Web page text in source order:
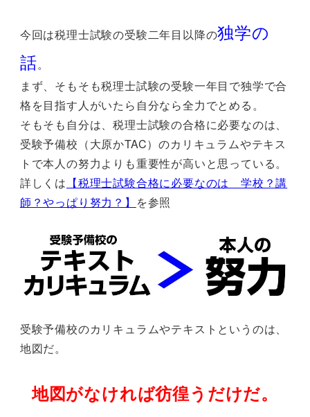
今回は税理士試験の受験二年目以降の独学の
話。
まず、そもそも税理士試験の受験一年目で独学で合
格を目指す人がいたら自分なら全力でとめる。
そもそも自分は、税理士試験の合格に必要なのは、
受験予備校（大原かTAC）のカリキュラムやテキス
トで本人の努力よりも重要性が高いと思っている。
詳しくは 【税理士試験合格に必要なのは 学校？講
師？やっぱり努力？】 を参照
受験予備校のカリキュラムやテキストというのは、
地図だ。
地図がなければ彷徨うだけだ。